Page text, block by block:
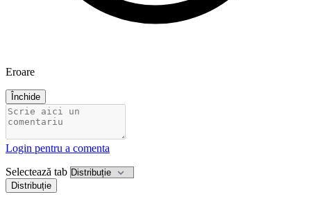
Eroare
Închide
Login pentru a comenta
Selectează tab
Distribuție